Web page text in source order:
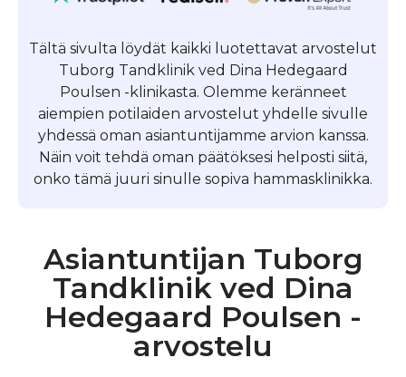
Tältä sivulta löydät kaikki luotettavat arvostelut
Tuborg Tandklinik ved Dina Hedegaard
Poulsen -klinikasta. Olemme keränneet
aiempien potilaiden arvostelut yhdelle sivulle
yhdessä oman asiantuntijamme arvion kanssa.
Näin voit tehdä oman päätöksesi helposti siitä,
onko tämä juuri sinulle sopiva hammasklinikka.
Asiantuntijan Tuborg
Tandklinik ved Dina
Hedegaard Poulsen -
arvostelu